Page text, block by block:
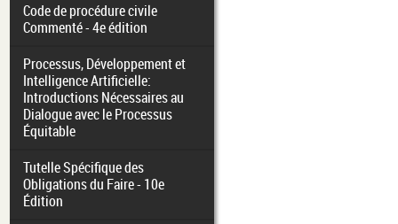
Code de procédure civile
Commenté - 4e édition
Processus, Développement et
Intelligence Artificielle:
Introductions Nécessaires au
Dialogue avec le Processus
Équitable
Tutelle Spécifique des
Obligations du Faire - 10e
Édition